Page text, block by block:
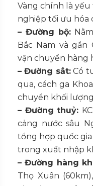
Vàng chính là
nghiệp tối ưu hóa
– Đường bộ:
Bắc Nam và gần
vận chuyển hàng
– Đường sắt:Có
qua, cách ga
chuyển khối
– Đường thuỷ:
cảng nước sâu
tổng hợp quốc
trong xuất nhập
– Đường hàng
Thọ Xuân